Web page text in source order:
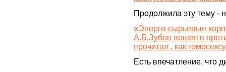
Продолжила эту тему -
«Энерго-сырьевые
А.Б.Зубов вошел в
прочитал , как
Есть впечатление, что